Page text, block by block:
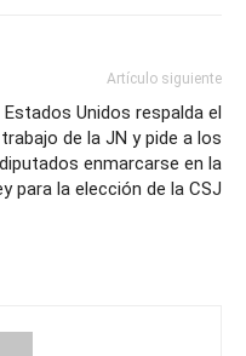
Artículo siguiente
Estados Unidos respalda el
trabajo de la JN y pide a los
diputados enmarcarse en la
para la elección de la CSJ